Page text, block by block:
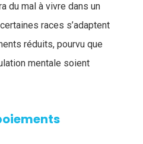
du mal à vivre dans un
races s’adaptent
réduits, pourvu que
mentale soient